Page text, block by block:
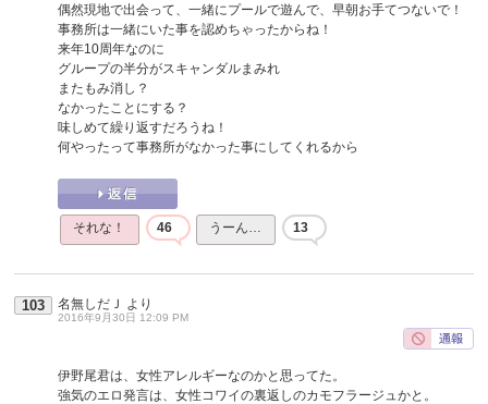
偶然現地で出会って、一緒にプールで遊んで、早朝お手てつないで！
事務所は一緒にいた事を認めちゃったからね！
来年10周年なのに
グループの半分がスキャンダルまみれ
またもみ消し？
なかったことにする？
味しめて繰り返すだろうね！
何やったって事務所がなかった事にしてくれるから
それな！ 46 うーん… 13
103 名無しだＪ より
2016年9月30日 12:09 PM
伊野尾君は、女性アレルギーなのかと思ってた。
強気のエロ発言は、女性コワイの裏返しのカモフラージュかと。